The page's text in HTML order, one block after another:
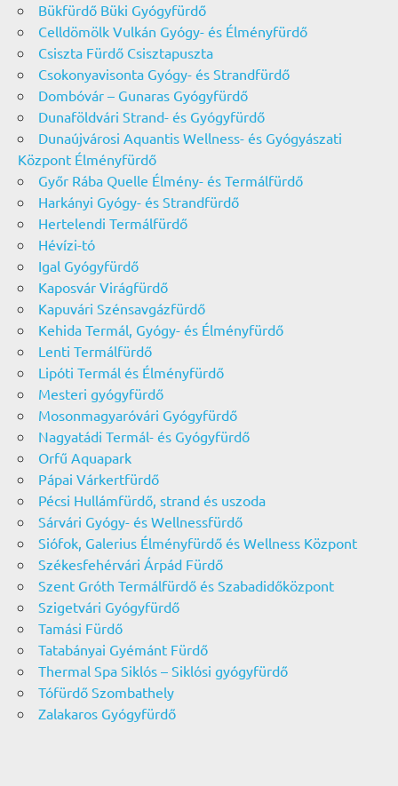
Bükfürdő Büki Gyógyfürdő
Celldömölk Vulkán Gyógy- és Élményfürdő
Csiszta Fürdő Csisztapuszta
Csokonyavisonta Gyógy- és Strandfürdő
Dombóvár – Gunaras Gyógyfürdő
Dunaföldvári Strand- és Gyógyfürdő
Dunaújvárosi Aquantis Wellness- és Gyógyászati
Központ Élményfürdő
Győr Rába Quelle Élmény- és Termálfürdő
Harkányi Gyógy- és Strandfürdő
Hertelendi Termálfürdő
Hévízi-tó
Igal Gyógyfürdő
Kaposvár Virágfürdő
Kapuvári Szénsavgázfürdő
Kehida Termál, Gyógy- és Élményfürdő
Lenti Termálfürdő
Lipóti Termál és Élményfürdő
Mesteri gyógyfürdő
Mosonmagyaróvári Gyógyfürdő
Nagyatádi Termál- és Gyógyfürdő
Orfű Aquapark
Pápai Várkertfürdő
Pécsi Hullámfürdő, strand és uszoda
Sárvári Gyógy- és Wellnessfürdő
Siófok, Galerius Élményfürdő és Wellness Központ
Székesfehérvári Árpád Fürdő
Szent Gróth Termálfürdő és Szabadidőközpont
Szigetvári Gyógyfürdő
Tamási Fürdő
Tatabányai Gyémánt Fürdő
Thermal Spa Siklós – Siklósi gyógyfürdő
Tófürdő Szombathely
Zalakaros Gyógyfürdő